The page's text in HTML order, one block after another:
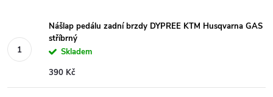
Nášlap pedálu zadní brzdy DYPREE KTM Husqvarna GAS
stříbrný
Skladem
390 Kč